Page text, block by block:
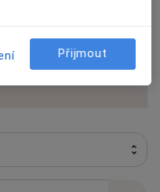
zaplatit za
recenze pacienta.
Přijmout